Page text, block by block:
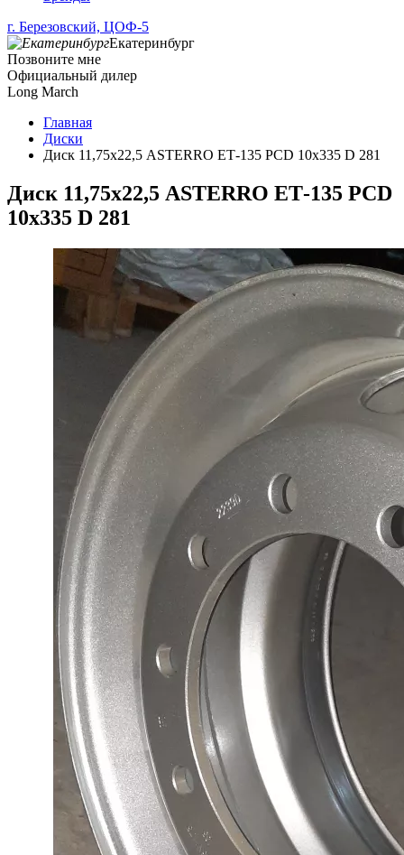
г. Березовский, ЦОФ-5
Екатеринбург
Позвоните мне
Официальный дилер
Long March
Главная
Диски
Диск 11,75х22,5 ASTERRO ЕТ-135 PCD 10х335 D 281
Диск 11,75х22,5 ASTERRO ЕТ-135 PCD
10х335 D 281